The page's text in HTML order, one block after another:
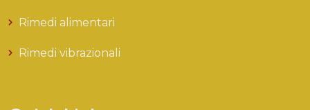
Rimedi alimentari
Rimedi vibrazionali